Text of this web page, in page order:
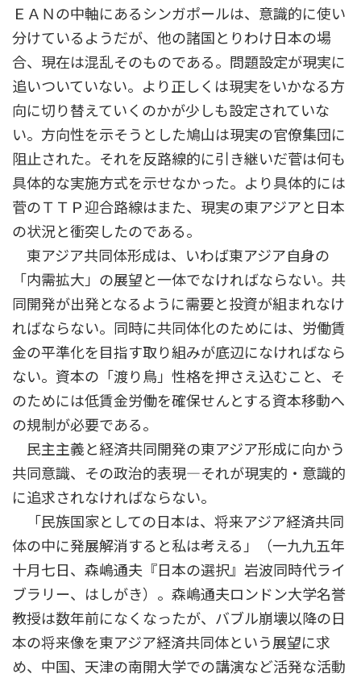
ＥＡＮの中軸にあるシンガポールは、意識的に使い
分けているようだが、他の諸国とりわけ日本の場
合、現在は混乱そのものである。問題設定が現実に
追いついていない。より正しくは現実をいかなる方
向に切り替えていくのかが少しも設定されていな
い。方向性を示そうとした鳩山は現実の官僚集団に
阻止された。それを反路線的に引き継いだ菅は何も
具体的な実施方式を示せなかった。より具体的には
菅のＴＴＰ迎合路線はまた、現実の東アジアと日本
の状況と衝突したのである。
東アジア共同体形成は、いわば東アジア自身の
「内需拡大」の展望と一体でなければならない。共
同開発が出発となるように需要と投資が組まれなけ
ればならない。同時に共同体化のためには、労働賃
金の平準化を目指す取り組みが底辺になければなら
ない。資本の「渡り鳥」性格を押さえ込むこと、そ
のためには低賃金労働を確保せんとする資本移動へ
の規制が必要である。
民主主義と経済共同開発の東アジア形成に向かう
共同意識、その政治的表現―それが現実的・意識的
に追求されなければならない。
「民族国家としての日本は、将来アジア経済共同
体の中に発展解消すると私は考える」（一九九五年
十月七日、森嶋通夫『日本の選択』岩波同時代ライ
ブラリー、はしがき）。森嶋通夫ロンドン大学名誉
教授は数年前になくなったが、バブル崩壊以降の日
本の将来像を東アジア経済共同体という展望に求
め、中国、天津の南開大学での講演など活発な活動